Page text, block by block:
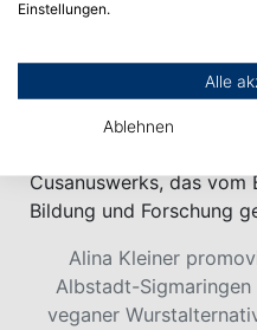
Sustainable Packaging
Innovationscampus und
Kooperationsprojekt mit
Sigmaringen durch.
Cusanuswerks, das vom
Bildung und Forschung
Alina Kleiner
Albstadt-Sigmaringen
veganer
Einstellungen.
Alle
Ablehnen